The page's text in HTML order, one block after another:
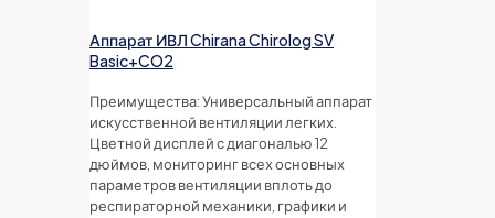
Аппарат ИВЛ Chirana Chirolog SV
Basic+CO2
Преимущества: Универсальный аппарат
искусственной вентиляции легких.
Цветной дисплей с диагональю 12
дюймов, мониторинг всех основных
параметров вентиляции вплоть до
респираторной механики, графики и